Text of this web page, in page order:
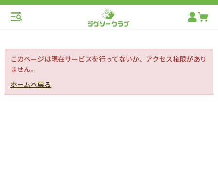
このページは現在サービスを行ってないか、アクセス権限があり
ません。
ホームへ戻る